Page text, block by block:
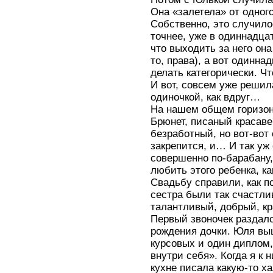
Она «залетела» от
Собственно, это
точнее, уже в
что выходить за него
то, права), а вот
делать категорически.
И вот, совсем уже
одиночкой, как вдруг…
На нашем общем
Брюнет, писаный
безработный, но вот-
закрепится, и… И так
совершенно по-
любить этого ребенка,
Свадьбу справили, как
сестра были так
талантливый, добрый,
Первый звоночек
рождения дочки. Юля
курсовых и один
внутри себя». Когда я
кухне писала какую-то